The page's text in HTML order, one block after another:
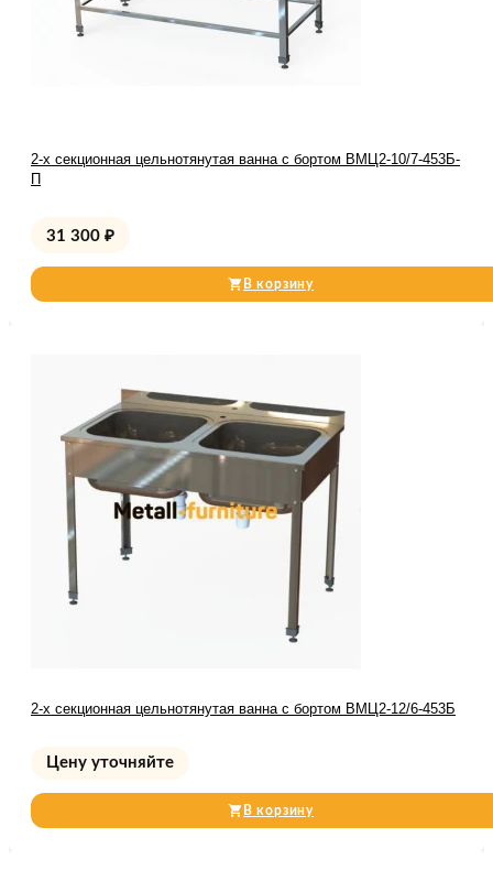
2-х секционная цельнотянутая ванна с бортом ВМЦ2-10/7-453Б-
П
31 300 ₽
В корзину
2-х секционная цельнотянутая ванна с бортом ВМЦ2-12/6-453Б
Цену уточняйте
В корзину